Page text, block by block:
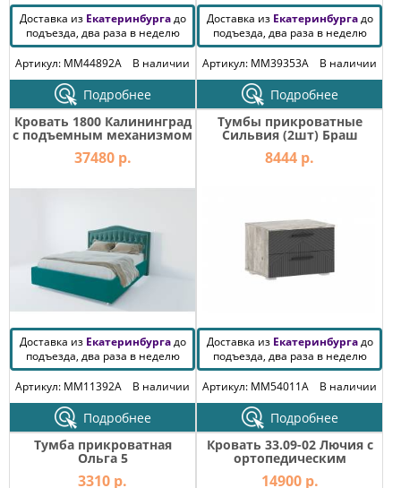
Доставка из Екатеринбургадо
подъезда, два раза в неделю
Артикул: MM44892A
В наличии
Подробнее
Доставка из Екатеринбургадо
подъезда, два раза в неделю
Артикул: MM39353A
В наличии
Подробнее
Кровать 1800 Калининград
с подъемным механизмом
03КЛН
37480 р.
Доставка из Екатеринбургадо
подъезда, два раза в неделю
Артикул: MM11392A
В наличии
Подробнее
Тумбы прикроватные
Сильвия (2шт) Браш
Графит, Дуб Юкон
8444 р.
Доставка из Екатеринбургадо
подъезда, два раза в неделю
Артикул: MM54011A
В наличии
Подробнее
Тумба прикроватная
Ольга 5
3310 р.
Кровать 33.09-02 Лючия с
ортопедическим
основанием 1600 бетон
14900 р.